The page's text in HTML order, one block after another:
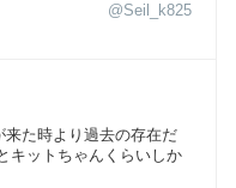
@Seil_k825
た時より過去の存在だ
キットちゃんくらいしか